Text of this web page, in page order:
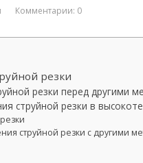
Комментарии: 0
резки
резки перед другими
струйной резки в
струйной резки с другими